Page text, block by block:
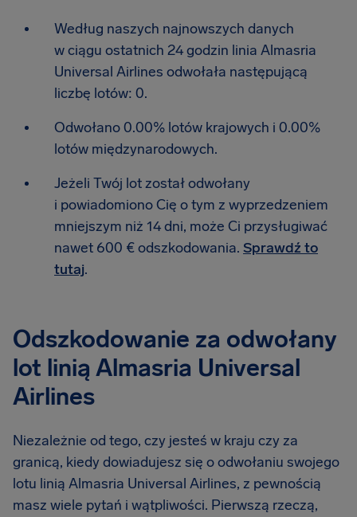
Według naszych najnowszych danych
w ciągu ostatnich 24 godzin linia Almasria
Universal Airlines odwołała następującą
liczbę lotów: 0.
Odwołano 0.00% lotów krajowych i 0.00%
lotów międzynarodowych.
Jeżeli Twój lot został odwołany
i powiadomiono Cię o tym z wyprzedzeniem
mniejszym niż 14 dni, może Ci przysługiwać
nawet 600 € odszkodowania. Sprawdź to
tutaj.
Odszkodowanie za odwołany
lot linią Almasria Universal
Airlines
Niezależnie od tego, czy jesteś w kraju czy za
granicą, kiedy dowiadujesz się o odwołaniu swojego
lotu linią Almasria Universal Airlines, z pewnością
masz wiele pytań i wątpliwości. Pierwszą rzeczą,